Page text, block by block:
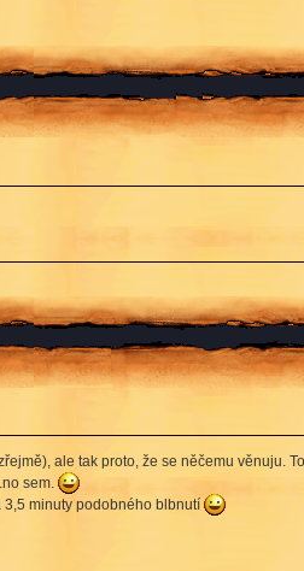
ale tak proto, že se něčemu věnuju.
sem.
3,5 minuty podobného blbnutí